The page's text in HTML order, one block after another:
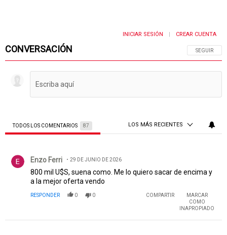
CONVERSACIÓN SIGA ESTA
SEGUIR
INICIAR SESIÓN CREAR CUENTA
TODOS LOS COMENTARIOS 87 LOS MÁS RECIENTES
Enzo Ferri 29 DE JUNIO DE 2026
800 mil U$S, suena como. Me lo quiero sacar de encima y
a la mejor oferta vendo
RESPONDER 0 0 COMPARTIR
MARCAR
COMO
INAPROPIADO